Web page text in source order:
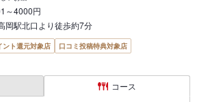
～4000円
岡駅北口より徒歩約7分
ント還元対象店
口コミ投稿特典対象店
コース